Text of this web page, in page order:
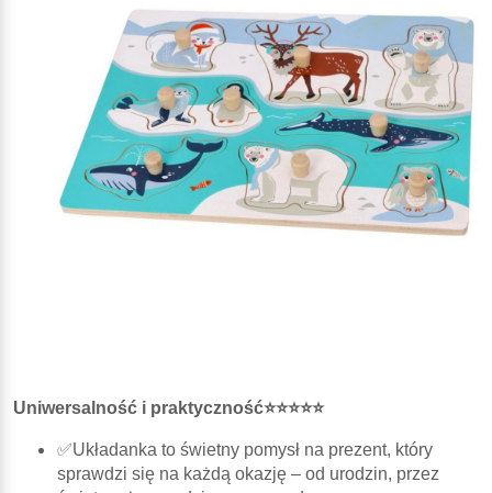
Uniwersalność i praktyczność⭐⭐⭐⭐⭐
✅Układanka to świetny pomysł na prezent, który
sprawdzi się na każdą okazję – od urodzin, przez